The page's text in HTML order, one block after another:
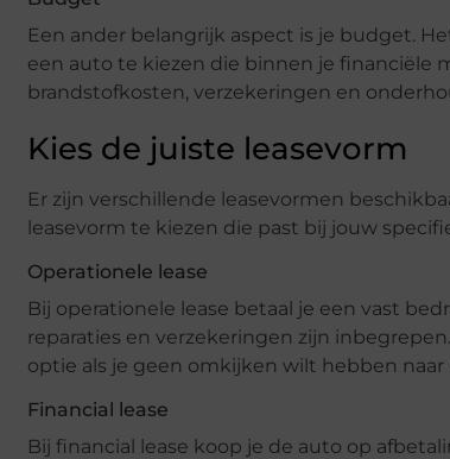
Een ander belangrijk aspect is je budget.
een auto te kiezen die binnen je financiële
brandstofkosten, verzekeringen en
Kies de juiste leasevorm
Er zijn verschillende leasevormen
leasevorm te kiezen die past bij jouw
Operationele lease
Bij operationele lease betaal je een vast
reparaties en verzekeringen zijn
optie als je geen omkijken wilt hebben
Financial lease
Bij financial lease koop je de auto op